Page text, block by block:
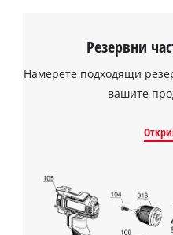
Нуждаем
Резервни
Намерете подходящи
вашите